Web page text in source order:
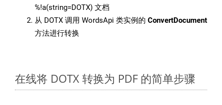
%!a(string=DOTX) 文档
从 DOTX 调用 WordsApi 类实例的 ConvertDocument
方法进行转换
在线将 DOTX 转换为 PDF 的简单步骤